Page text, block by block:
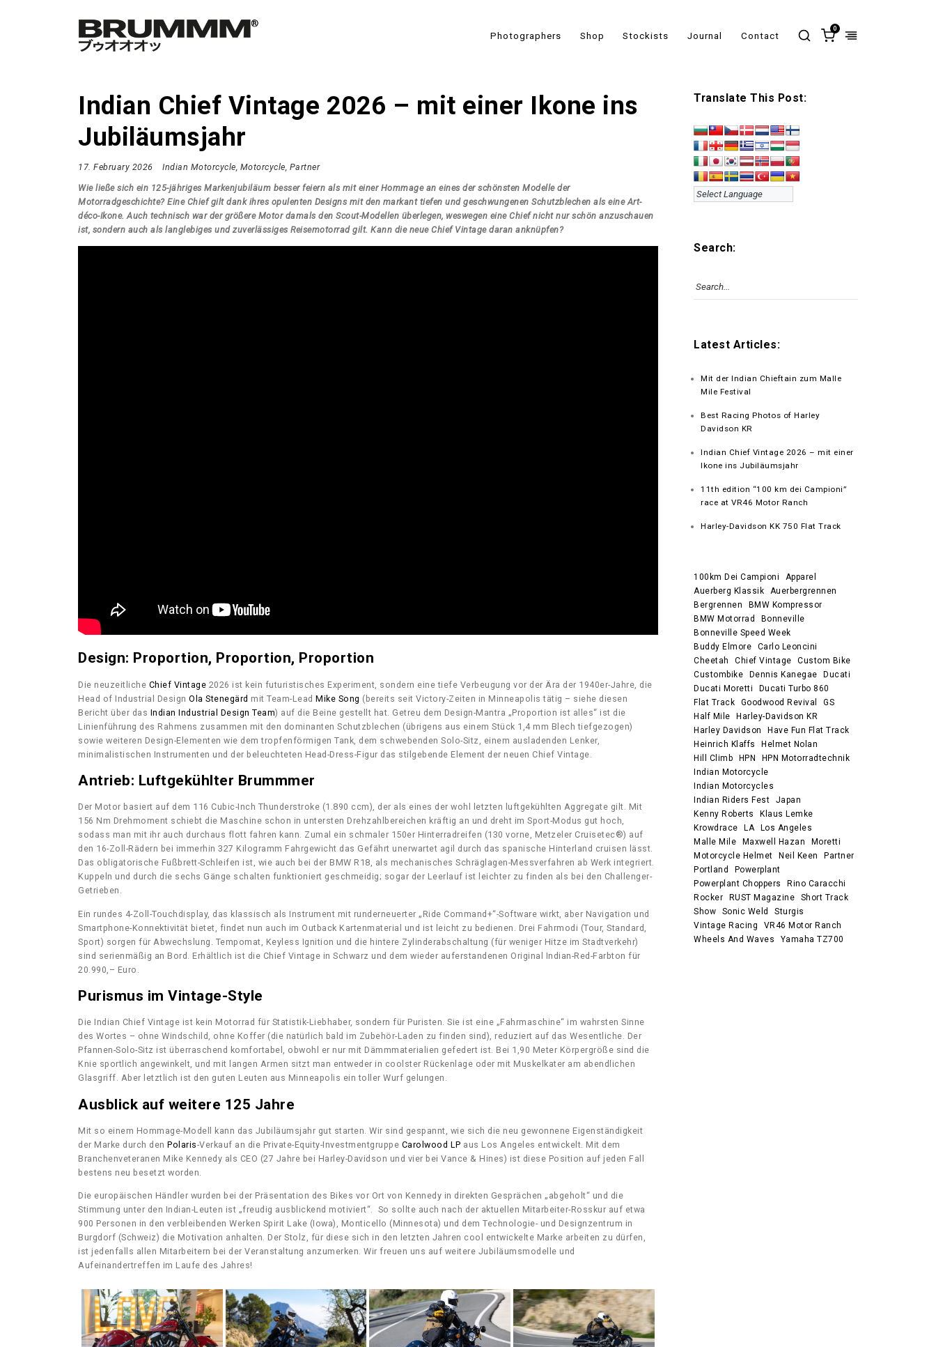
Photographers Shop Stockists Journal Contact
0
Indian Chief Vintage 2026 – mit einer Ikone ins
Jubiläumsjahr
17. February 2026 Indian Motorcycle Motorcycle Partner
Wie ließe sich ein 125-jähriges Markenjubiläum besser feiern als mit einer Hommage an eines der schönsten Modelle der
Motorradgeschichte? Eine Chief gilt dank ihres opulenten Designs mit den markant tiefen und geschwungenen Schutzblechen als eine Art-
déco-Ikone. Auch technisch war der größere Motor damals den Scout-Modellen überlegen, weswegen eine Chief nicht nur schön anzuschauen
ist, sondern auch als langlebiges und zuverlässiges Reisemotorrad gilt. Kann die neue Chief Vintage daran anknüpfen?
Design: Proportion, Proportion, Proportion
Die neuzeitliche Chief Vintage 2026 ist kein futuristisches Experiment, sondern eine tiefe Verbeugung vor der Ära der 1940er-Jahre, die
Head of Industrial Design Ola Stenegärd mit Team-Lead Mike Song (bereits seit Victory-Zeiten in Minneapolis tätig – siehe diesen
Bericht über das Indian Industrial Design Team) auf die Beine gestellt hat. Getreu dem Design-Mantra „Proportion ist alles“ ist die
Linienführung des Rahmens zusammen mit den dominanten Schutzblechen (übrigens aus einem Stück 1,4 mm Blech tiefgezogen)
sowie weiteren Design-Elementen wie dem tropfenförmigen Tank, dem schwebenden Solo-Sitz, einem ausladenden Lenker,
minimalistischen Instrumenten und der beleuchteten Head-Dress-Figur das stilgebende Element der neuen Chief Vintage.
Antrieb: Luftgekühlter Brummmer
Der Motor basiert auf dem 116 Cubic-Inch Thunderstroke (1.890 ccm), der als eines der wohl letzten luftgekühlten Aggregate gilt. Mit
156 Nm Drehmoment schiebt die Maschine schon in untersten Drehzahlbereichen kräftig an und dreht im Sport-Modus gut hoch,
sodass man mit ihr auch durchaus flott fahren kann. Zumal ein schmaler 150er Hinterradreifen (130 vorne, Metzeler Cruisetec®) auf
den 16-Zoll-Rädern bei immerhin 327 Kilogramm Fahrgewicht das Gefährt unerwartet agil durch das spanische Hinterland cruisen lässt.
Das obligatorische Fußbrett-Schleifen ist, wie auch bei der BMW R18, als mechanisches Schräglagen-Messverfahren ab Werk integriert.
Kuppeln und durch die sechs Gänge schalten funktioniert geschmeidig; sogar der Leerlauf ist leichter zu finden als bei den Challenger-
Getrieben.
Ein rundes 4-Zoll-Touchdisplay, das klassisch als Instrument mit runderneuerter „Ride Command+“-Software wirkt, aber Navigation und
Smartphone-Konnektivität bietet, findet nun auch im Outback Kartenmaterial und ist leicht zu bedienen. Drei Fahrmodi (Tour, Standard,
Sport) sorgen für Abwechslung. Tempomat, Keyless Ignition und die hintere Zylinderabschaltung (für weniger Hitze im Stadtverkehr)
sind serienmäßig an Bord. Erhältlich ist die Chief Vintage in Schwarz und dem wieder auferstandenen Original Indian-Red-Farbton für
20.990,– Euro.
Purismus im Vintage-Style
Die Indian Chief Vintage ist kein Motorrad für Statistik-Liebhaber, sondern für Puristen. Sie ist eine „Fahrmaschine“ im wahrsten Sinne
des Wortes – ohne Windschild, ohne Koffer (die natürlich bald im Zubehör-Laden zu finden sind), reduziert auf das Wesentliche. Der
Pfannen-Solo-Sitz ist überraschend komfortabel, obwohl er nur mit Dämmmaterialien gefedert ist. Bei 1,90 Meter Körpergröße sind die
Knie sportlich angewinkelt, und mit langen Armen sitzt man entweder in coolster Rückenlage oder mit Muskelkater am abendlichen
Glasgriff. Aber letztlich ist den guten Leuten aus Minneapolis ein toller Wurf gelungen.
Ausblick auf weitere 125 Jahre
Mit so einem Hommage-Modell kann das Jubiläumsjahr gut starten. Wir sind gespannt, wie sich die neu gewonnene Eigenständigkeit
der Marke durch den Polaris-Verkauf an die Private-Equity-Investmentgruppe Carolwood LP aus Los Angeles entwickelt. Mit dem
Branchenveteranen Mike Kennedy als CEO (27 Jahre bei Harley-Davidson und vier bei Vance & Hines) ist diese Position auf jeden Fall
bestens neu besetzt worden.
Die europäischen Händler wurden bei der Präsentation des Bikes vor Ort von Kennedy in direkten Gesprächen „abgeholt“ und die
Stimmung unter den Indian-Leuten ist „freudig ausblickend motiviert“. So sollte auch nach der aktuellen Mitarbeiter-Rosskur auf etwa
900 Personen in den verbleibenden Werken Spirit Lake (Iowa), Monticello (Minnesota) und dem Technologie- und Designzentrum in
Burgdorf (Schweiz) die Motivation anhalten. Der Stolz, für diese sich in den letzten Jahren cool entwickelte Marke arbeiten zu dürfen,
ist jedenfalls allen Mitarbeitern bei der Veranstaltung anzumerken. Wir freuen uns auf weitere Jubiläumsmodelle und
Aufeinandertreffen im Laufe des Jahres!
Translate This Post:
Search:
Latest Articles:
Mit der Indian Chieftain zum Malle
Mile Festival
Best Racing Photos of Harley
Davidson KR
Indian Chief Vintage 2026 – mit einer
Ikone ins Jubiläumsjahr
11th edition “100 km dei Campioni”
race at VR46 Motor Ranch
Harley-Davidson KK 750 Flat Track
100km Dei Campioni
Apparel
Auerberg Klassik
Auerbergrennen
Bergrennen
BMW Kompressor
BMW Motorrad
Bonneville
Bonneville Speed Week
Buddy Elmore
Carlo Leoncini
Cheetah
Chief Vintage
Custom Bike
Custombike
Dennis Kanegae
Ducati
Ducati Moretti
Ducati Turbo 860
Flat Track
Goodwood Revival
GS
Half Mile
Harley-Davidson KR
Harley Davidson
Have Fun Flat Track
Heinrich Klaffs
Helmet Nolan
Hill Climb
HPN
HPN Motorradtechnik
Indian Motorcycle
Indian Motorcycles
Indian Riders Fest
Japan
Kenny Roberts
Klaus Lemke
Krowdrace
LA
Los Angeles
Malle Mile
Maxwell Hazan
Moretti
Motorcycle Helmet
Neil Keen
Partner
Portland
Powerplant
Powerplant Choppers
Rino Caracchi
Rocker
RUST Magazine
Short Track
Show
Sonic Weld
Sturgis
Vintage Racing
VR46 Motor Ranch
Wheels And Waves
Yamaha TZ700